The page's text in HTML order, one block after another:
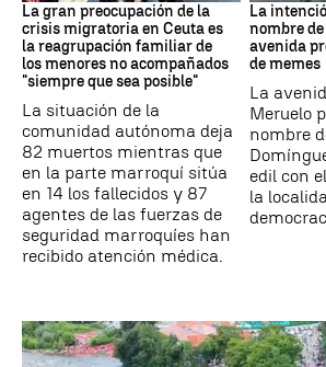
La gran preocupación de la
crisis migratoria en Ceuta es
la reagrupación familiar de
los menores no acompañados
"siempre que sea posible"
La situación de la
comunidad autónoma deja
82 muertos mientras que
en la parte marroquí sitúa
en 14 los fallecidos y 87
agentes de las fuerzas de
seguridad marroquíes han
recibido atención médica.
La
nombre
avenida
de memes
La
Meruelo
nombre
edil con
la